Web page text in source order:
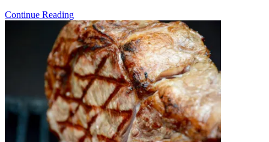
Continue Reading